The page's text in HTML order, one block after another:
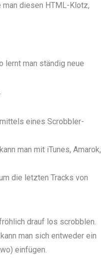
man diesen HTML-Klotz,
lernt man ständig neue
mittels eines Scrobbler-
man mit iTunes, Amarok,
die letzten Tracks von
drauf los scrobblen.
man sich entweder ein
einfügen.